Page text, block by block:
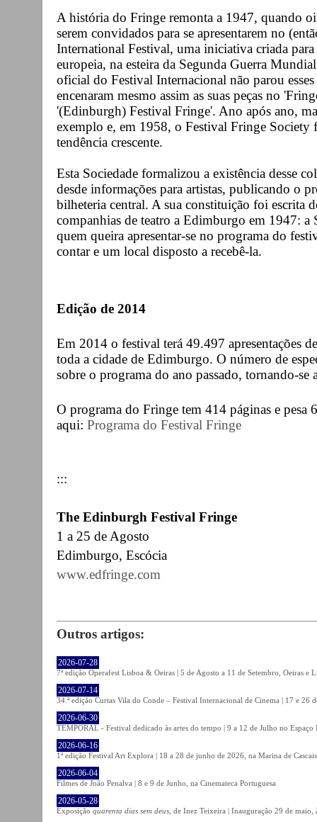
A história do Fringe remonta a 1947, quando
serem convidados para se apresentarem no
International Festival, uma iniciativa criada
europeia, na esteira da Segunda Guerra
oficial do Festival Internacional não parou
encenaram mesmo assim as suas peças no
'(Edinburgh) Festival Fringe'. Ano após ano,
exemplo e, em 1958, o Festival Fringe Society
tendência crescente.
Esta Sociedade formalizou a existência desse
desde informações para artistas, publicando o
bilheteria central. A sua constituição foi escrita
companhias de teatro a Edimburgo em 1947: a
quem queira apresentar-se no programa do
contar e um local disposto a recebê-la.
Edição de 2014
Em 2014 o festival terá 49.497 apresentações
toda a cidade de Edimburgo. O número de
sobre o programa do ano passado, tornando-
O programa do Fringe tem 414 páginas e pesa
aqui: Programa do Festival Fringe
:::
The Edinburgh Festival Fringe
1 a 25 de Agosto
Edimburgo, Escócia
www.edfringe.com
Outros artigos:
2026-07-28
7ª edição Operafest Lisboa & Oeiras | 5 de Agosto a 11 de Setembro, Oeiras e
2026-07-14
34.ª edição Curtas Vila do Conde – Festival Internacional de Cinema | 17 e 26
2026-06-30
TEMPORAL - Festival dedicado às artes do tempo | 9 a 12 de Julho no
2026-06-16
1ª edição Festival Art Explora | 18 a 28 de junho de 2026, na Marina de Cascais
2026-06-04
Filmes de João Penalva | 8 e 9 de Junho, na Cinemateca Portuguesa
2026-05-28
Exposição quarenta dias sem deus , de Inez Teixeira | Inauguração 29 de